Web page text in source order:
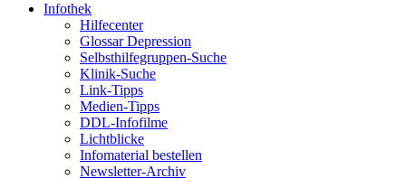
Infothek
Hilfecenter
Glossar Depression
Selbsthilfegruppen-Suche
Klinik-Suche
Link-Tipps
Medien-Tipps
DDL-Infofilme
Lichtblicke
Infomaterial bestellen
Newsletter-Archiv